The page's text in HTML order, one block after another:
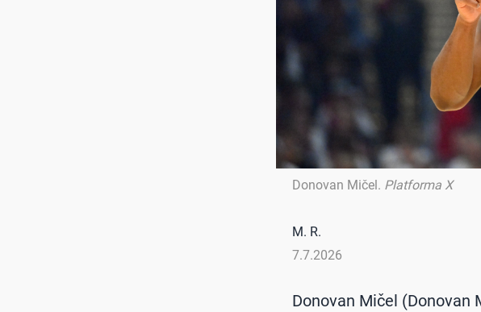
Donovan Mičel. Platforma X
M. R.
7.7.2026
Donovan Mičel